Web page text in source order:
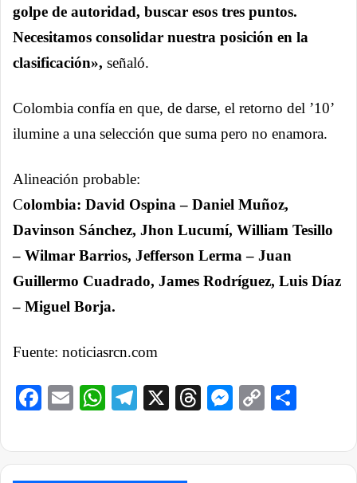
golpe de autoridad, buscar esos tres puntos.
Necesitamos consolidar nuestra posición en la
clasificación», señaló.
Colombia confía en que, de darse, el retorno del ’10’
ilumine a una selección que suma pero no enamora.
Alineación probable:
Colombia: David Ospina – Daniel Muñoz,
Davinson Sánchez, Jhon Lucumí, William Tesillo
– Wilmar Barrios, Jefferson Lerma – Juan
Guillermo Cuadrado, James Rodríguez, Luis Díaz
– Miguel Borja.
Fuente: noticiasrcn.com
Facebook
EmailWhatsApp
Telegram
X ThreadsCopy